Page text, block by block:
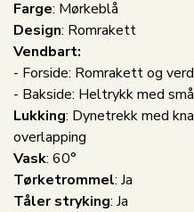
Farge: Mørkeblå
Design: Romrakett
Vendbart:
- Forside: Romrakett og
- Bakside: Heltrykk med
Lukking: Dynetrekk med
overlapping
Vask: 60°
Tørketrommel: Ja
Tåler stryking: Ja